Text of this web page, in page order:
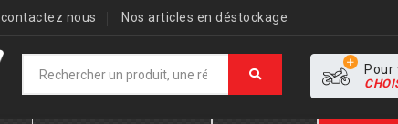
contactez nous Nos articles en déstockage
Pour